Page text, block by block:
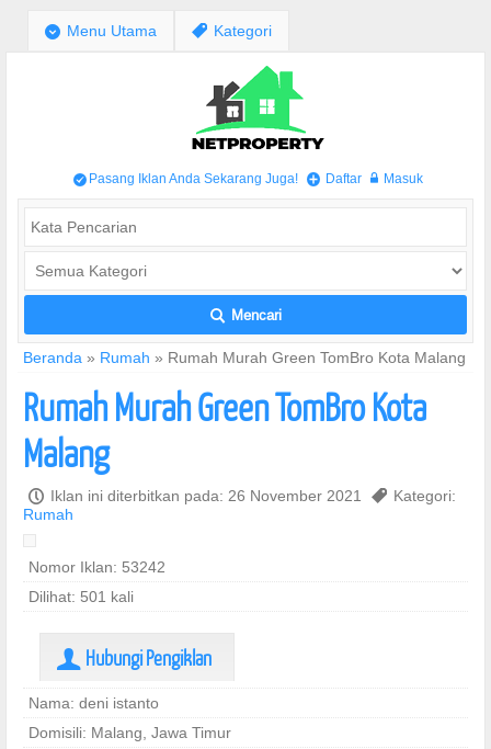
; Menu Utama , Kategori
/ Pasang Iklan Anda Sekarang Juga! + Daftar w Masuk
L Mencari
Beranda » Rumah » Rumah Murah Green TomBro Kota Malang
Rumah Murah Green TomBro Kota
Malang
P Iklan ini diterbitkan pada: 26 November 2021 , Kategori:
Rumah
Nomor Iklan: 53242
Dilihat: 501 kali
U Hubungi Pengiklan
Nama: deni istanto
Domisili: Malang, Jawa Timur